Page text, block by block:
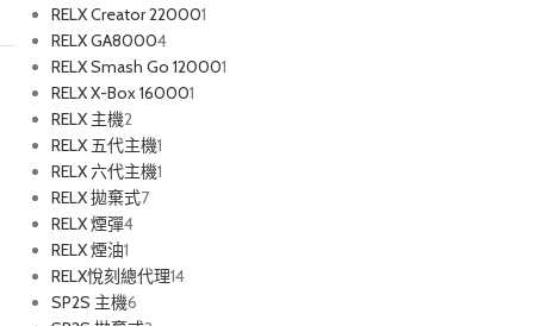
RELX Creator 220001
RELX GA80004
RELX Smash Go 120001
RELX X-Box 160001
RELX 主機2
RELX 五代主機1
RELX 六代主機1
RELX 拋棄式7
RELX 煙彈4
RELX 煙油1
RELX悅刻總代理14
SP2S 主機6